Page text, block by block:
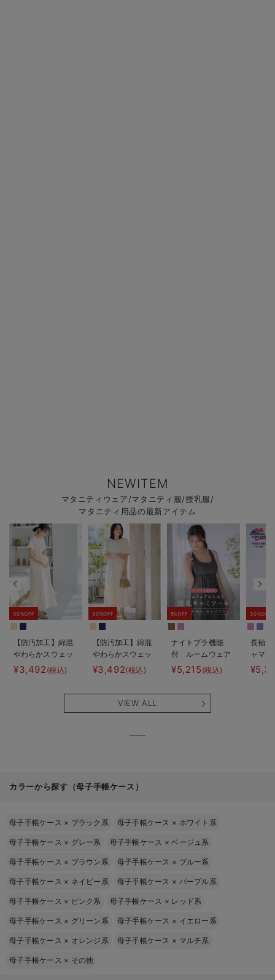
NEWITEM
マタニティウェア/マタニティ服/授乳服/
マタニティ用品の最新アイテム
30%OFF
【防汚加工】綿混
やわらかスウェッ
ト半袖ティアード
ネグリジェ マタ
¥3,492 (税込)
30%OFF
【防汚加工】綿混
やわらかスウェッ
ト半袖フレアワン
ピース マタニテ
も長く使える】
¥3,492(税込)
5%OFF
ナイトブラ機能
付 ルームウェア
にもなる授乳キャ
ミソール
¥5,215 (税込)
30%OFF
長袖サ
ャマ
ェー
VIEW ALL
カラーから探す（母子手帳ケース）
母子手帳ケース × ブラック系 母子手帳ケース × ホワイト系
母子手帳ケース × グレー系 母子手帳ケース ×ベージュ系
母子手帳ケース × ブラウン系 母子手帳ケース × ブルー系
母子手帳ケース × ネイビー系 母子手帳ケース × パープル系
母子手帳ケース × ピンク系 母子手帳ケース × レッド系
母子手帳ケース × グリーン系 母子手帳ケース × イエロー系
母子手帳ケース × オレンジ系 母子手帳ケース × マルチ系
母子手帳ケース × その他